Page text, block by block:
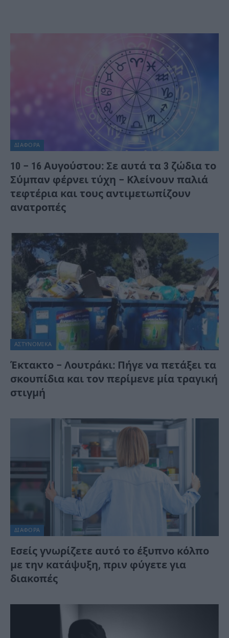
ΔΙΆΦΟΡΑ
10 – 16 Αυγούστου: Σε αυτά τα 3 ζώδια το
Σύμπαν φέρνει τύχη – Κλείνουν παλιά
τεφτέρια και τους αντιμετωπίζουν
ανατροπές
ΑΣΤΥΝΟΜΙΚΑ
Έκτακτο – Λουτράκι: Πήγε να πετάξει τα
σκουπίδια και τον περίμενε μία τραγική
στιγμή
ΔΙΆΦΟΡΑ
Εσείς γνωρίζετε αυτό το έξυπνο κόλπο
με την κατάψυξη, πριν φύγετε για
διακοπές